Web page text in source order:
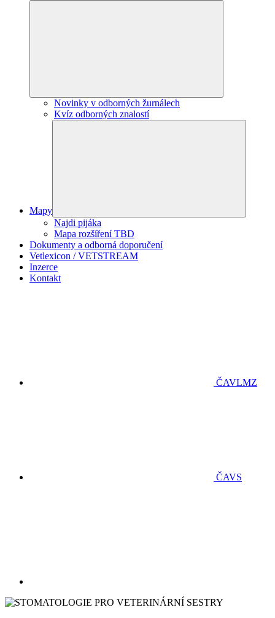
Novinky v odborných žurnálech
Kvíz odborných znalostí
Mapy
Najdi pijáka
Mapa rozšíření TBD
Dokumenty a odborná doporučení
Vetlexicon / VETSTREAM
Inzerce
Kontakt
ČAVLMZ
ČAVS